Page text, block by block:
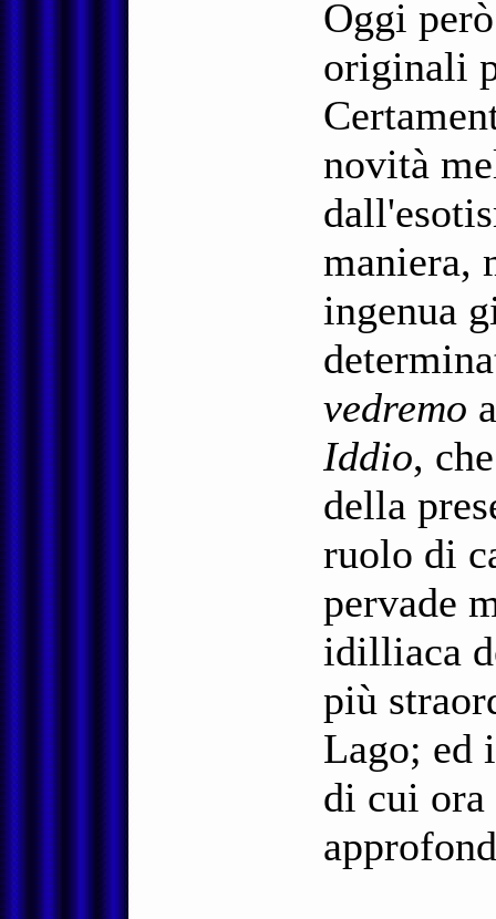
Oggi
originali
novità
maniera,
ingenua
vedremo
Iddio,
della
ruolo di
pervade
idilliaca
più
Lago; ed
di cui ora